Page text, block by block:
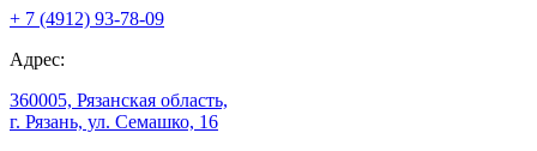
+ 7 (4912) 93-78-09
Адрес:
360005, Рязанская область,
г. Рязань, ул. Семашко, 16